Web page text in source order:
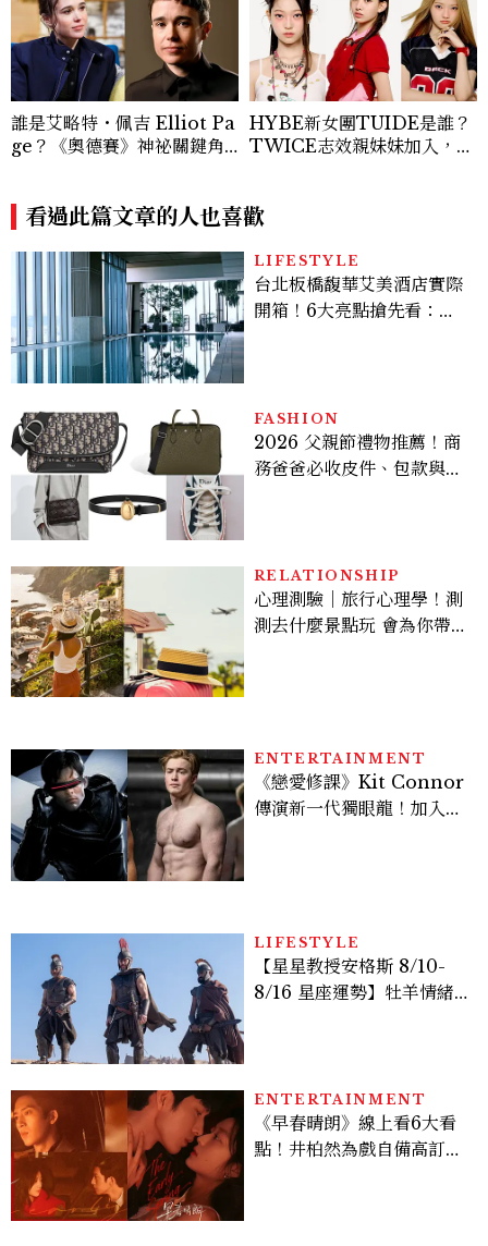
誰是艾略特・佩吉 Elliot Pa
ge？《奧德賽》神祕關鍵角
事
HYBE新女團TUIDE是誰？
TWICE志效親妹妹加入，7
看過此篇文章的人也喜歡
LIFESTYLE
台北板橋馥華艾美酒店實際
開箱！6大亮點搶先看：新
FASHION
2026 父親節禮物推薦！商
務爸爸必收皮件、包款與鞋
RELATIONSHIP
心理測驗｜旅行心理學！測
測去什麼景點玩 會為你帶來
ENTERTAINMENT
《戀愛修課》Kit Connor
傳演新一代獨眼龍！加入新
LIFESTYLE
【星星教授安格斯 8/10-
8/16 星座運勢】牡羊情緒
ENTERTAINMENT
《早春晴朗》線上看6大看
點！井柏然為戲自備高訂，